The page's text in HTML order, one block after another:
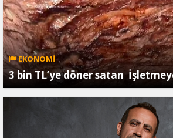
EKONOMİ
3 bin TL’ye döner satan